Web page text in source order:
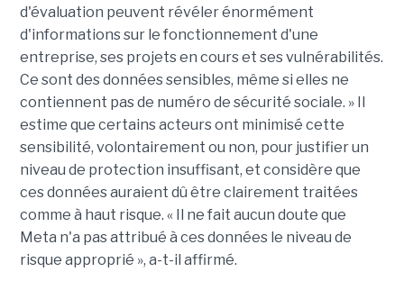
d'évaluation peuvent révéler énormément
d'informations sur le fonctionnement d'une
entreprise, ses projets en cours et ses vulnérabilités.
Ce sont des données sensibles, même si elles ne
contiennent pas de numéro de sécurité sociale. » Il
estime que certains acteurs ont minimisé cette
sensibilité, volontairement ou non, pour justifier un
niveau de protection insuffisant, et considère que
ces données auraient dû être clairement traitées
comme à haut risque. « Il ne fait aucun doute que
Meta n'a pas attribué à ces données le niveau de
risque approprié », a-t-il affirmé.